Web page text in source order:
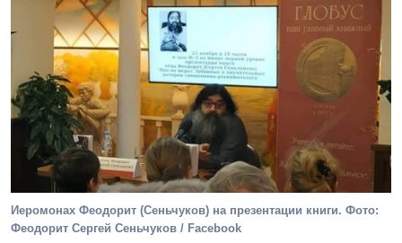
Иеромонах Феодорит (Сеньчуков) на презентации книги. Фото:
Феодорит Сергей Сеньчуков / Facebook